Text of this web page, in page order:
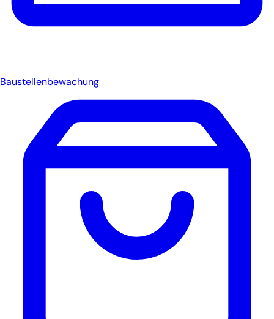
Baustellenbewachung